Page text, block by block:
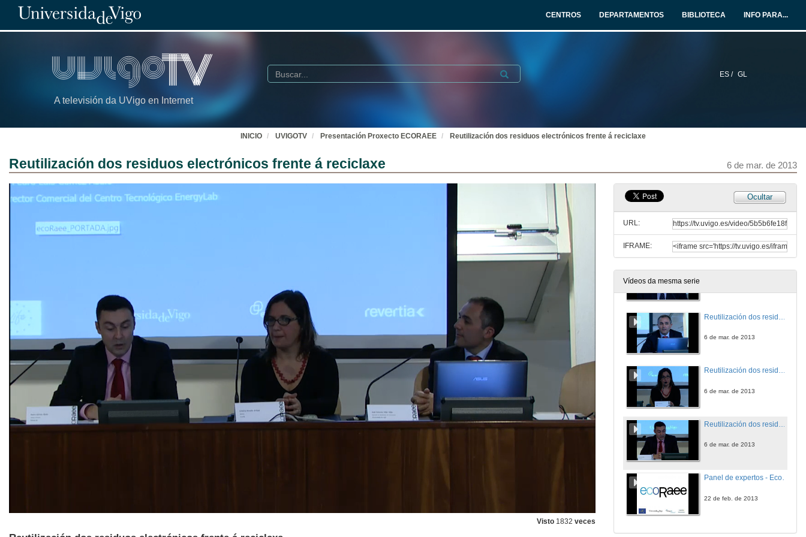
CENTROS DEPARTAMENTOS BIBLIOTECA INFO PARA...
A televisión da UVigo en Internet
ES / GL
Buscar Submit
INICIO UVIGOTV Presentación Proxecto ECORAEE Reutilización dos residuos electrónicos frente á reciclaxe
Reutilización dos residuos electrónicos frente á reciclaxe 6 de mar. de 2013
Visto 1832 veces
Ocultar
URL:
IFRAME:
Vídeos da mesma serie
6 de mar. de 2013
Reutilización dos residuos electrónicos frente á reciclaxe
6 de mar. de 2013
6 de mar. de 2013
Panel de expertos - Ecoraee
22 de feb. de 2013